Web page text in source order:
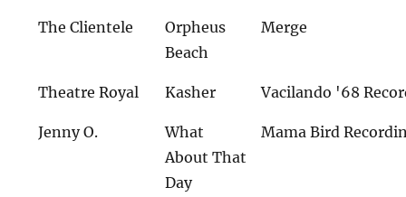
The Clientele
Orpheus
Beach
Merge
Theatre Royal Kasher Vacilando '68
Jenny O.
What
About That
Day
Mama Bird